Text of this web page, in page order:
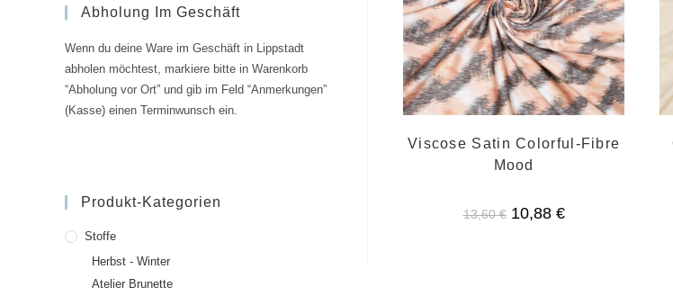
Abholung Im Geschäft
Wenn du deine Ware im Geschäft in Lippstadt
abholen möchtest, markiere bitte in Warenkorb
“Abholung vor Ort” und gib im Feld “Anmerkungen”
(Kasse) einen Terminwunsch ein.
Produkt-Kategorien
Stoffe
Herbst - Winter
Atelier Brunette
Viscose Satin Colorful-Fibre
Mood
13,60€ Ursprünglicher
Preis
10,88 €Aktueller
Preis